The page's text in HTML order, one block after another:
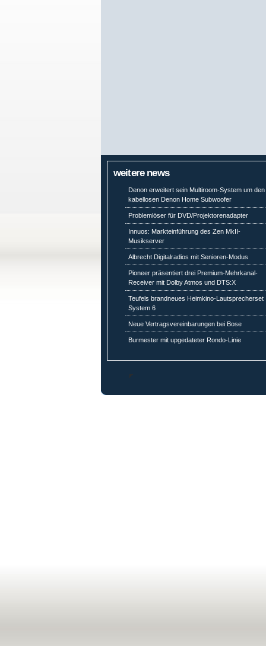
weitere news
Denon erweitert sein Multiroom-System um den
kabellosen Denon Home Subwoofer
Problemlöser für DVD/Projektorenadapter
Innuos: Markteinführung des Zen MkII-
Musikserver
Albrecht Digitalradios mit Senioren-Modus
Pioneer präsentiert drei Premium-Mehrkanal-
Receiver mit Dolby Atmos und DTS:X
Teufels brandneues Heimkino-Lautsprecherset
System 6
Neue Vertragsvereinbarungen bei Bose
Burmester mit upgedateter Rondo-Linie